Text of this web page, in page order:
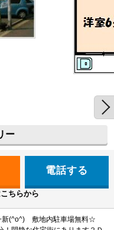
ー
電話する
ちらから
新(^o^) 敷地内駐車場無料☆